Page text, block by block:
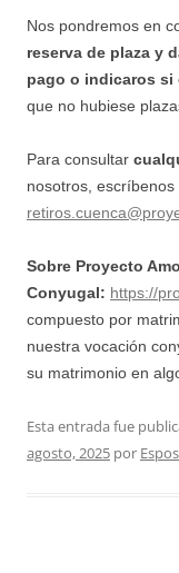
Nos pondremos en
reserva de plaza y
pago o indicaros si
que no hubiese
Para consultar
nosotros, escríbenos
Sobre Proyecto
Conyugal: https://
compuesto por
nuestra vocación
su matrimonio en
Esta entrada fue
agosto, 2025 por